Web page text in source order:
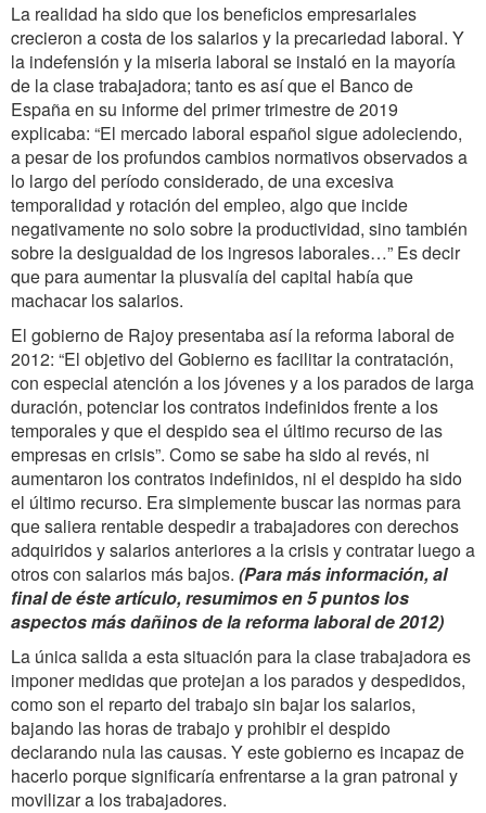
La realidad ha sido que los beneficios empresariales
crecieron a costa de los salarios y la precariedad laboral. Y
la indefensión y la miseria laboral se instaló en la mayoría
de la clase trabajadora; tanto es así que el Banco de
España en su informe del primer trimestre de 2019
explicaba: “El mercado laboral español sigue adoleciendo,
a pesar de los profundos cambios normativos observados a
lo largo del período considerado, de una excesiva
temporalidad y rotación del empleo, algo que incide
negativamente no solo sobre la productividad, sino también
sobre la desigualdad de los ingresos laborales…” Es decir
que para aumentar la plusvalía del capital había que
machacar los salarios.
El gobierno de Rajoy presentaba así la reforma laboral de
2012: “El objetivo del Gobierno es facilitar la contratación,
con especial atención a los jóvenes y a los parados de larga
duración, potenciar los contratos indefinidos frente a los
temporales y que el despido sea el último recurso de las
empresas en crisis”. Como se sabe ha sido al revés, ni
aumentaron los contratos indefinidos, ni el despido ha sido
el último recurso. Era simplemente buscar las normas para
que saliera rentable despedir a trabajadores con derechos
adquiridos y salarios anteriores a la crisis y contratar luego a
otros con salarios más bajos. (Para más información, al
final de éste artículo, resumimos en 5 puntos los
aspectos más dañinos de la reforma laboral de 2012)
La única salida a esta situación para la clase trabajadora es
imponer medidas que protejan a los parados y despedidos,
como son el reparto del trabajo sin bajar los salarios,
bajando las horas de trabajo y prohibir el despido
declarando nula las causas. Y este gobierno es incapaz de
hacerlo porque significaría enfrentarse a la gran patronal y
movilizar a los trabajadores.